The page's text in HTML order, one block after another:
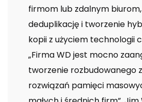
firmom lub zdalnym
deduplikację i tworzenie
kopii z użyciem technologii
„Firma WD jest mocno
tworzenie rozbudowanego
rozwiązań pamięci